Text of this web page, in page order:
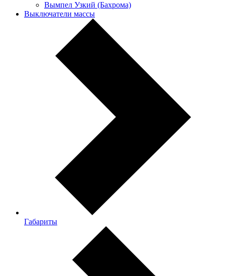
Вымпел Узкий (Бахрома)
Выключатели массы
Габариты